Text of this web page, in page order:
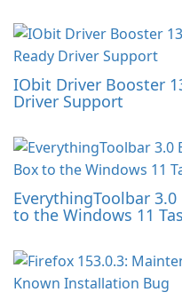
IObit Driver Booster
Driver Support
EverythingToolbar
to the Windows 11